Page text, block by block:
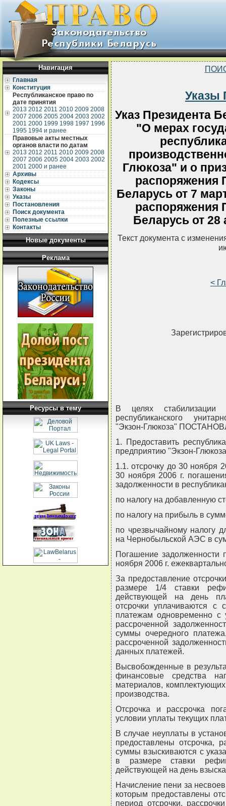
Навигация
Главная
Конституция
Республиканское право по
дате принятия
2013 2012 2011 2010 2009 2008
2007 2006 2005 2004 2003 2002
2001 2000 1999 1998 1997 1996
1995 1994 и ранее
Правовые акты местных
органов власти по датам
2013 2012 2011 2010 2009 2008
2007 2006 2005 2004 2003 2002
2001 2000 и ранее
Архивы
Кодексы
Законы
Указы
Постановления
Поиск документа
Полезные ссылки
Контакты
Новые документы
Реклама
Ресурсы в тему
Указы
Указ Президента
"О мерах
Глюкоза" и о
распоряжения
Беларусь от 7
распоряжения
Беларусь от 28
Текст документа с
<
В целях стабилизации
республиканского
"Экзон-Глюкоза"
1. Предоставить
предприятию "Экзон-
1.1. отсрочку до 30 ноября
30 ноября 2006 г.
задолженности в
по налогу на добавленную
по налогу на прибыль в
по чрезвычайному налогу
на Чернобыльской АЭС в
Погашение задолженности
ноября 2006 г.
За предоставление
размере 1/4 ставки
действующей на день
отсрочки уплачиваются с
платежам одновременно с
рассроченной
суммы очередного
рассроченной
данных платежей.
Высвобожденные в
финансовые средства
материалов,
производства.
Отсрочка и рассрочка
условии уплаты текущих
В случае неуплаты в
предоставлены отсрочка,
суммы взыскиваются с
в размере ставки
действующей на день
Начисление пени за
которым предоставлены
период отсрочки,